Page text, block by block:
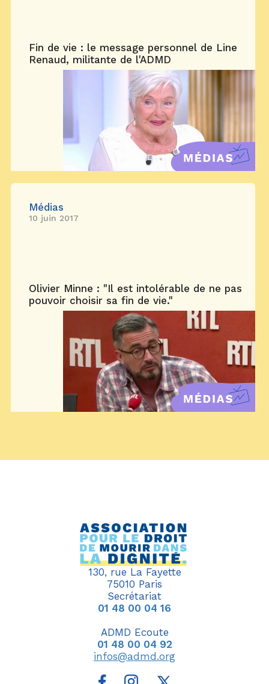
Fin de vie : le message personnel de Line
Renaud, militante de l'ADMD
Médias
10 juin 2017
Olivier Minne : "Il est intolérable de ne pas
pouvoir choisir sa fin de vie."
130, rue La Fayette
75010 Paris
Secrétariat
01 48 00 04 16
ADMD Ecoute
01 48 00 04 92
infos@admd.org